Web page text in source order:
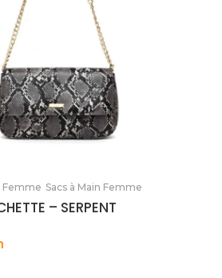
Ajouter au panier
Femme Sacs à Main Femme
– SERPENT